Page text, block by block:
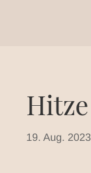
Hitze
19. Aug. 2023